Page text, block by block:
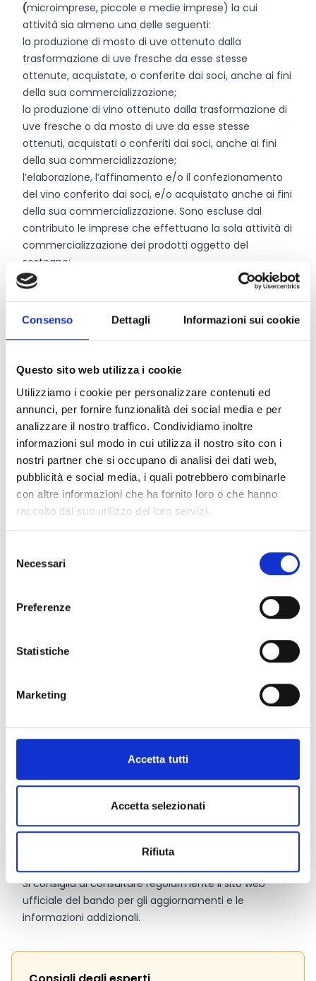
Consenso Dettagli Informazioni sui cookie
Questo sito web utilizza i cookie
Utilizziamo i cookie per personalizzare contenuti ed
annunci, per fornire funzionalità dei social media e per
analizzare il nostro traffico. Condividiamo inoltre
informazioni sul modo in cui utilizza il nostro sito con i
nostri partner che si occupano di analisi dei dati web,
pubblicità e social media, i quali potrebbero combinarle
con altre informazioni che ha fornito loro o che hanno
raccolto dal suo utilizzo dei loro servizi.
delNecessari
Preferenze
Statistiche
Marketing
Accetta tutti
Accetta selezionati
Rifiuta
(microimprese, piccole e medie imprese) la cui
attività sia almeno una delle seguenti:
la produzione di mosto di uve ottenuto dalla
trasformazione di uve fresche da esse stesse
ottenute, acquistate, o conferite dai soci, anche ai fini
della sua commercializzazione;
la produzione di vino ottenuto dalla trasformazione di
uve fresche o da mosto di uve da esse stesse
ottenuti, acquistati o conferiti dai soci, anche ai fini
della sua commercializzazione;
l’elaborazione, l’affinamento e/o il confezionamento
del vino conferito dai soci, e/o acquistato anche ai fini
della sua commercializzazione. Sono escluse dal
contributo le imprese che effettuano la sola attività di
commercializzazione dei prodotti oggetto del
sostegno;
la produzione di vino attraverso la lavorazione delle
domanda sia rivolta a realizzare ex novo un impianto
di trattamento o una infrastruttura vinicola, anche ai
Possono beneficiare dell’aiuto anche le
Consorzi di tutela riconosciuti autorizzati per la
registrazione dei marchi collettivi delle denominazioni.
Entità del contributo
La dotazione finanziaria complessiva ammonta
a1.207.348 Euro.
L’intensità del sostegno è indicata nell’aliquota
Sono inoltre fissati i seguenti limiti:
realizzazione e presentazione domanda di pagamento
31 MAGGIO 2027)
ciascuna domanda di sostegno, corrispondente ad un
importo di spesa complessivamente ammissibile al
10.000 Euro
quale contributo pubblico minimo per
Pagina web per formulari e documenti
Si consiglia di consultare regolarmente il sito web
ufficiale del bando per gli aggiornamenti e le
informazioni addizionali.